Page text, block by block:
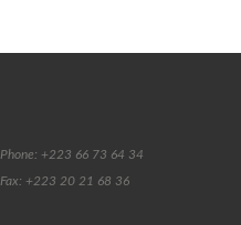
Phone: +223 66 73 64 34
Fax: +223 20 21 68 36